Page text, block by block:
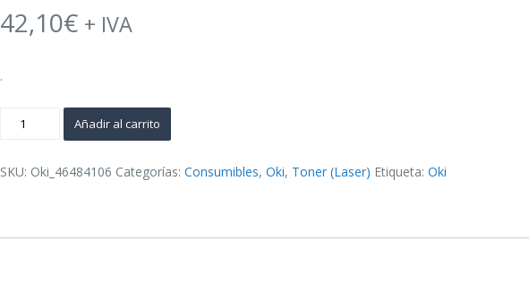
42,10€ + IVA
.
C532DN/C542DN/MC573DN/MC563DN
Imagen
Añadir al carrito
SKU: Oki_46484106 Categorías:Consumibles,Oki, Toner (Laser) Etiqueta:Oki